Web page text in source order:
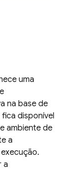
uma
na base de
disponível
ambiente de
a
a